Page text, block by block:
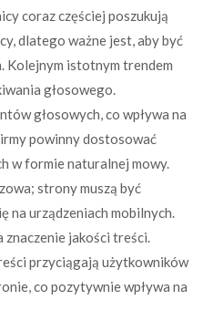
coraz częściej poszukują
dlatego ważne jest, aby być
Kolejnym istotnym trendem
głosowego.
głosowych, co wpływa na
powinny dostosować
w formie naturalnej mowy.
strony muszą być
na urządzeniach mobilnych.
jakości treści.
przyciągają użytkowników
co pozytywnie wpływa na